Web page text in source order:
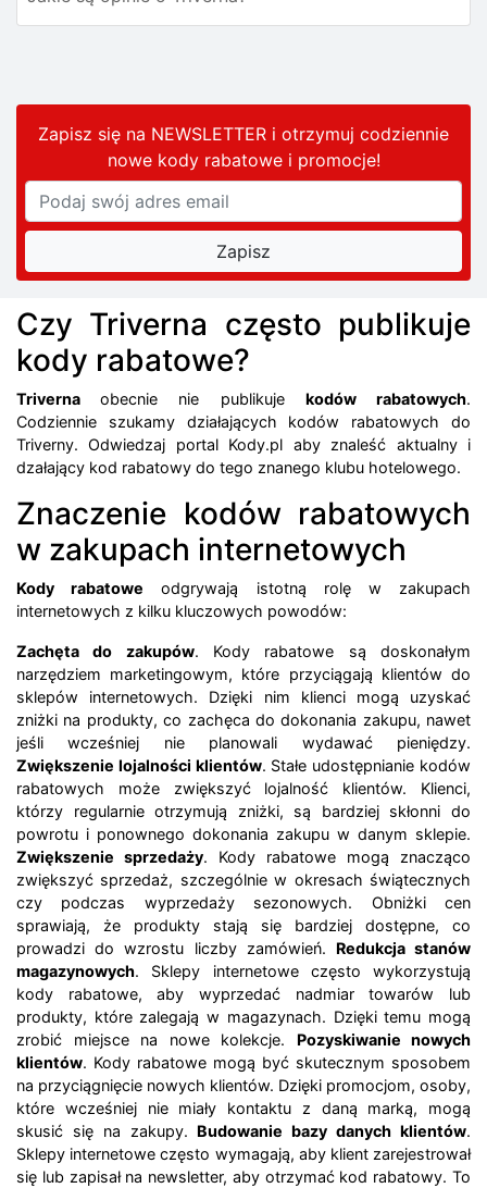
Zapisz się na NEWSLETTER i otrzymuj codziennie
nowe kody rabatowei promocje!
Czy Triverna często publikuje
kody rabatowe?
Trivernaobecnie nie publikuje kodów rabatowych.
Codziennie szukamy działających kodów rabatowych do
Triverny. Odwiedzaj portal Kody.pl aby znaleść aktualny i
dzałający kod rabatowy do tego znanego klubu hotelowego.
Znaczenie kodów rabatowych
w zakupach internetowych
Kody rabatowe odgrywają istotną rolę w zakupach
internetowych z kilku kluczowych powodów:
Zachęta do zakupów. Kody rabatowe są doskonałym
narzędziem marketingowym, które przyciągają klientów do
sklepów internetowych. Dzięki nim klienci mogą uzyskać
zniżki na produkty, co zachęca do dokonania zakupu, nawet
jeśli wcześniej nie planowali wydawać pieniędzy.
Zwiększenie lojalności klientów. Stałe udostępnianie kodów
rabatowych może zwiększyć lojalność klientów. Klienci,
którzy regularnie otrzymują zniżki, są bardziej skłonni do
powrotu i ponownego dokonania zakupu w danym sklepie.
Zwiększenie sprzedaży. Kody rabatowe mogą znacząco
zwiększyć sprzedaż, szczególnie w okresach świątecznych
czy podczas wyprzedaży sezonowych. Obniżki cen
sprawiają, że produkty stają się bardziej dostępne, co
prowadzi do wzrostu liczby zamówień. Redukcja stanów
magazynowych. Sklepy internetowe często wykorzystują
kody rabatowe, aby wyprzedać nadmiar towarów lub
produkty, które zalegają w magazynach. Dzięki temu mogą
zrobić miejsce na nowe kolekcje. Pozyskiwanie nowych
klientów. Kody rabatowe mogą być skutecznym sposobem
na przyciągnięcie nowych klientów. Dzięki promocjom, osoby,
które wcześniej nie miały kontaktu z daną marką, mogą
skusić się na zakupy. Budowanie bazy danych klientów.
Sklepy internetowe często wymagają, aby klient zarejestrował
się lub zapisał na newsletter, aby otrzymać kod rabatowy. To